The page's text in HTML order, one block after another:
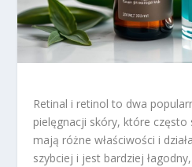
Retinal i retinol to dwa
pielęgnacji skóry, które
mają różne właściwości i
szybciej i jest bardziej